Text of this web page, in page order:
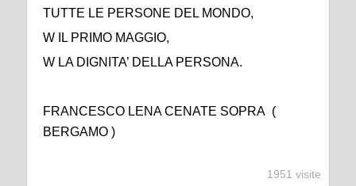
TUTTE LE PERSONE DEL MONDO,
W IL PRIMO MAGGIO,
W LA DIGNITA’ DELLA PERSONA.
FRANCESCO LENA CENATE SOPRA (
BERGAMO )
1951 visite